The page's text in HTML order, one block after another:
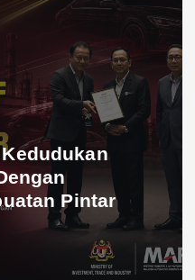
Pintar